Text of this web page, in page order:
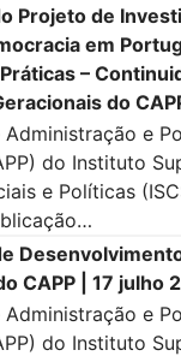
Projeto de
em
–
do
Administração e
do Instituto
e Políticas
CAPP | 17 julho
Administração e
do Instituto